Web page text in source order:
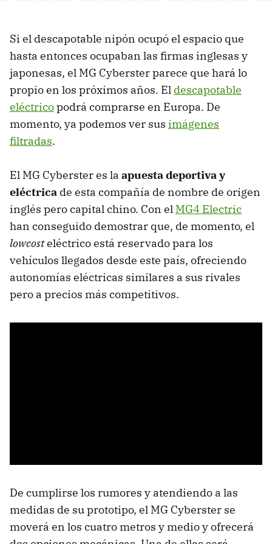
Si el descapotable nipón ocupó el espacio que
hasta entonces ocupaban las firmas inglesas y
japonesas, el MG Cyberster parece que hará lo
propio en los próximos años. El descapotable
eléctricopodrá comprarse en Europa. De
momento, ya podemos ver sus imágenes
filtradas.
El MG Cyberster es la apuesta deportiva y
eléctrica de esta compañía de nombre de origen
inglés pero capital chino. Con el MG4 Electric
han conseguido demostrar que, de momento, el
lowcosteléctrico está reservado para los
vehículos llegados desde este país, ofreciendo
autonomías eléctricas similares a sus rivales
pero a precios más competitivos.
De cumplirse los rumores y atendiendo a las
medidas de su prototipo, el MG Cyberster se
moverá en los cuatro metros y medio y ofrecerá